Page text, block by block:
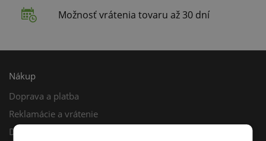
Možnosť vrátenia tovaru až 30 dní
Nákup
Doprava a platba
Reklamácie a vrátenie
Darčekový poukaz